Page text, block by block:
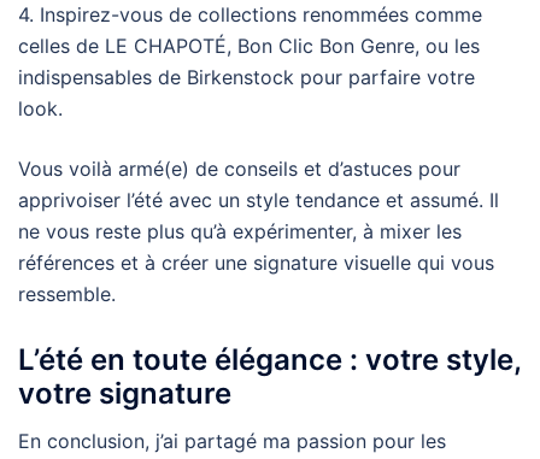
4. Inspirez-vous de collections renommées comme
celles de LE CHAPOTÉ, Bon Clic Bon Genre, ou les
indispensables de Birkenstock pour parfaire votre
look.
Vous voilà armé(e) de conseils et d’astuces pour
apprivoiser l’été avec un style tendance et assumé. Il
ne vous reste plus qu’à expérimenter, à mixer les
références et à créer une signature visuelle qui vous
ressemble.
L’été en toute élégance : votre style,
votre signature
En conclusion, j’ai partagé ma passion pour les